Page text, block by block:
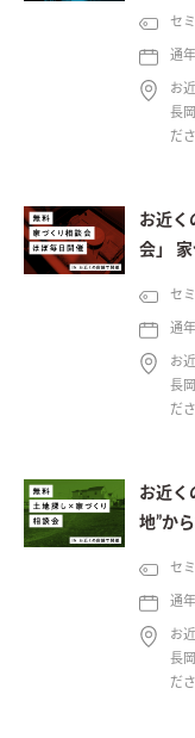
セ
通
お
長
だ
お近く
会」
セ
通
お
長
だ
お近く
地”か
セ
通
お
長
だ